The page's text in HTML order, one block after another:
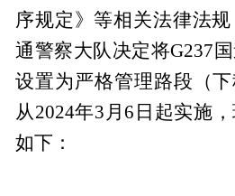
序规定》等相关法律法
通警察大队决定将G237
设置为严格管理路段（下
从2024年3月6日起实施
如下：